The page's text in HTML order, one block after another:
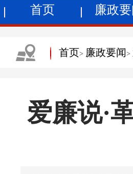
首页 廉政
首页> 廉政要闻>
爱廉说·